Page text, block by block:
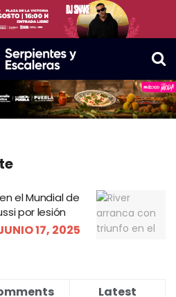
el Mundial de
por lesión
17, 2025
Latest